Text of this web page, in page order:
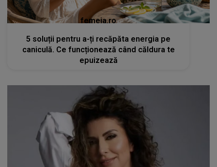
femeia.ro
5 soluții pentru a-ți recăpăta energia pe
caniculă. Ce funcționează când căldura te
epuizează